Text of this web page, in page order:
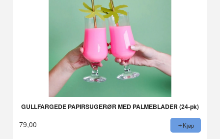
GULLFARGEDE PAPIRSUGERØR MED PALMEBLADER (24-pk)
79,00 Kjøp